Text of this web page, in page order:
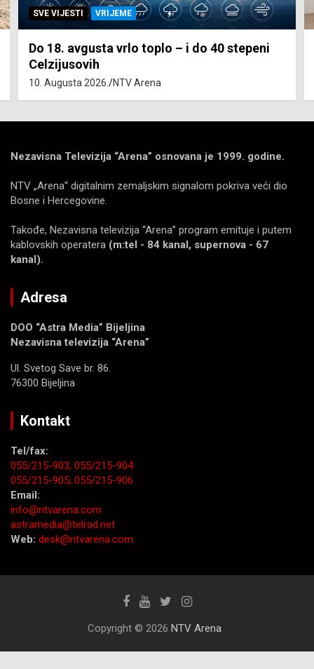
SVE VIJESTI ZEMLJA
Kvadrat novog stana u Srpskoj 3.193 KM
10. Augusta 2026.
Nezavisna Televizija “Arena” osnovana je 1999. godine.
NTV „Arena“ digitalnim zemaljskim signalom pokriva veći dio
Bosne i Hercegovine.
Takođe, Nezavisna televizija “Arena” program emituje i putem
kablovskih operatera (m:tel - 84 kanal, supernova - 67
kanal).
Adresa
DOO “Astra Media” Bijeljina
Nezavisna televizija “Arena”
Ul. Svetog Save br. 86.
76300 Bijeljina
Kontakt
Tel/fax:
055/215-903; 055/215-904
055/215-905; 055/215-906
Email:
info@ntvarena.com
astramedia@telrad.net
Web: desk@ntvarena.com
Copyright © 2026 NTV Arena